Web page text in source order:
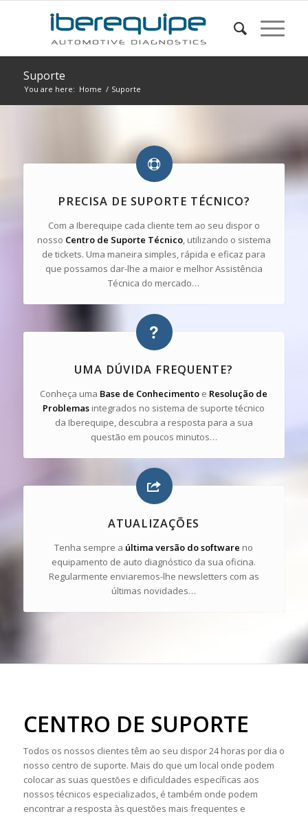
Suporte
You are here: Home / Suporte
PRECISA DE SUPORTE TÉCNICO?
Com a Iberequipe cada cliente tem ao seu dispor o
nosso Centro de Suporte Técnico, utilizando o sistema
de tickets. Uma maneira simples, rápida e eficaz para
que possamos dar-lhe a maior e melhor Assistência
Técnica do mercado…
UMA DÚVIDA FREQUENTE?
Conheça uma Base de Conhecimento e Resolução de
Problemas integrados no sistema de suporte técnico
da Iberequipe, descubra a resposta para a sua
questão em poucos minutos…
ATUALIZAÇÕES
Tenha sempre a última versão do software no
equipamento de auto diagnóstico da sua oficina.
Regularmente enviaremos-lhe newsletters com as
últimas novidades…
CENTRO DE SUPORTE
Todos os nossos clientes têm ao seu dispor 24 horas por dia o
nosso centro de suporte. Mais do que um local onde podem
colocar as suas questões e dificuldades específicas aos
nossos técnicos especializados, é também onde podem
encontrar a resposta às questões mais frequentes e